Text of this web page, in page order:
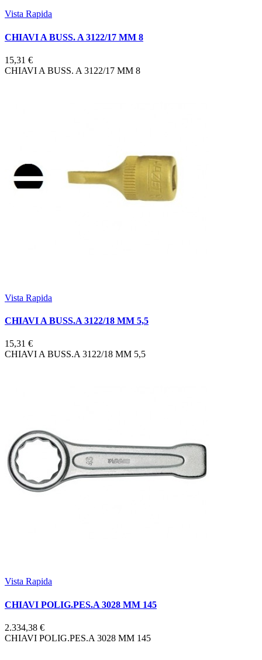
Vista Rapida
CHIAVI A BUSS. A 3122/17 MM 8
15,31 €
CHIAVI A BUSS. A 3122/17 MM 8
Vista Rapida
CHIAVI A BUSS.A 3122/18 MM 5,5
15,31 €
CHIAVI A BUSS.A 3122/18 MM 5,5
Vista Rapida
CHIAVI POLIG.PES.A 3028 MM 145
2.334,38 €
CHIAVI POLIG.PES.A 3028 MM 145